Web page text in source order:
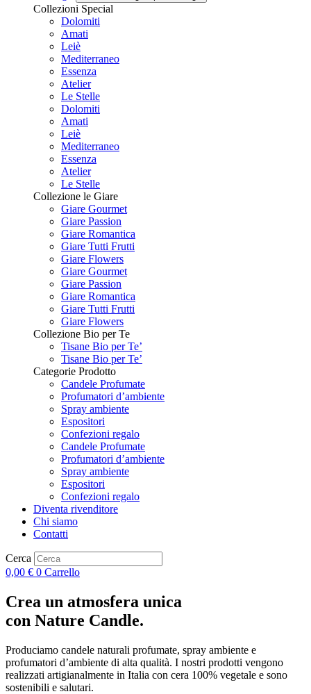
Collezioni Special
Dolomiti
Amati
Leiè
Mediterraneo
Essenza
Atelier
Le Stelle
Dolomiti
Amati
Leiè
Mediterraneo
Essenza
Atelier
Le Stelle
Collezione le Giare
Giare Gourmet
Giare Passion
Giare Romantica
Giare Tutti Frutti
Giare Flowers
Giare Gourmet
Giare Passion
Giare Romantica
Giare Tutti Frutti
Giare Flowers
Collezione Bio per Te
Tisane Bio per Te’
Tisane Bio per Te’
Categorie Prodotto
Candele Profumate
Profumatori d’ambiente
Spray ambiente
Espositori
Confezioni regalo
Candele Profumate
Profumatori d’ambiente
Spray ambiente
Espositori
Confezioni regalo
Diventa rivenditore
Chi siamo
Contatti
Cerca
0,00 € 0 Carrello
Crea un atmosfera unica
con Nature Candle.
Produciamo candele naturali profumate, spray ambiente e
profumatori d’ambiente di alta qualità. I nostri prodotti vengono
realizzati artigianalmente in Italia con cera 100% vegetale e sono
sostenibili e salutari.